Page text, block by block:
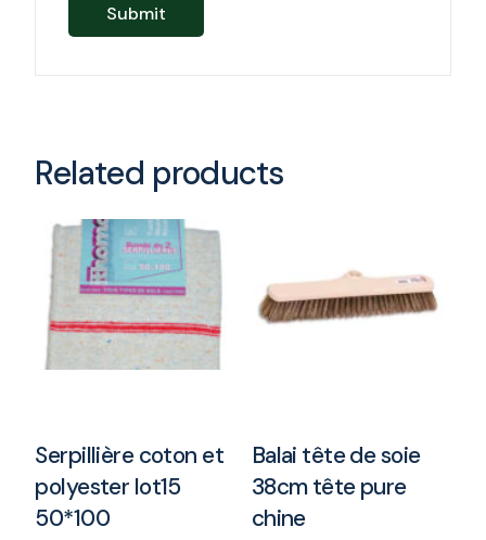
Related products
Serpillière coton et
polyester lot15
50*100
Balai tête de soie
38cm tête pure
chine